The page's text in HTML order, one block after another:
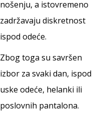
nošenju, a istovremeno
zadržavaju diskretnost
ispod odeće.
Zbog toga su savršen
izbor za svaki dan, ispod
uske odeće, helanki ili
poslovnih pantalona.